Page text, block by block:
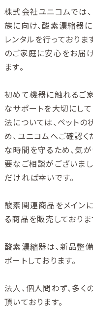
株式会社ユニコムでは
族に向け、酸素濃縮器
レンタルを行っておりま
のご家庭に安心をお届
ます。
初めて機器に触れるご
なサポートを大切にし
法については、ペット
め、ユニコムへご確認
な時間を守るため、気
要なご相談がございま
だければ幸いです。
酸素関連商品をメイン
る商品を販売しておりま
酸素濃縮器は、新品整
ポートしております。
法人、個人問わず、多
頂いております。